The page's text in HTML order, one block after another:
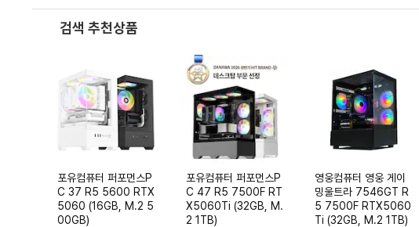
검색 추천상품
포유컴퓨터 퍼포먼스P
C 37 R5 5600 RTX
5060 (16GB, M.2 5
00GB)
포유컴퓨터 퍼포먼스P
C 47 R5 7500F RT
X5060Ti (32GB, M.
2 1TB)
영웅컴퓨터 영웅 게이
밍울트라 7546GT R
5 7500F RTX5060
Ti (32GB, M.2 1TB)